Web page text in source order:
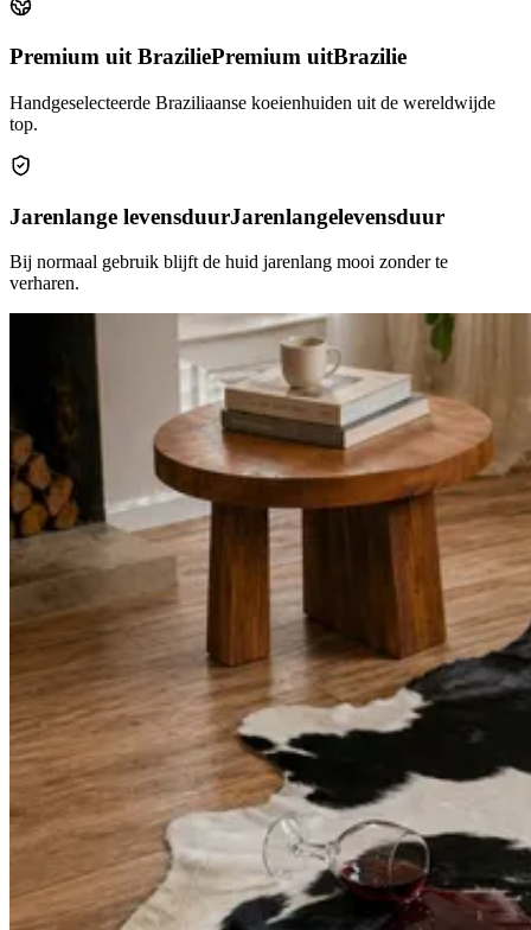
Premium uit BraziliePremium uitBrazilie
Handgeselecteerde Braziliaanse koeienhuiden uit de wereldwijde
top.
Jarenlange levensduurJarenlangelevensduur
Bij normaal gebruik blijft de huid jarenlang mooi zonder te
verharen.